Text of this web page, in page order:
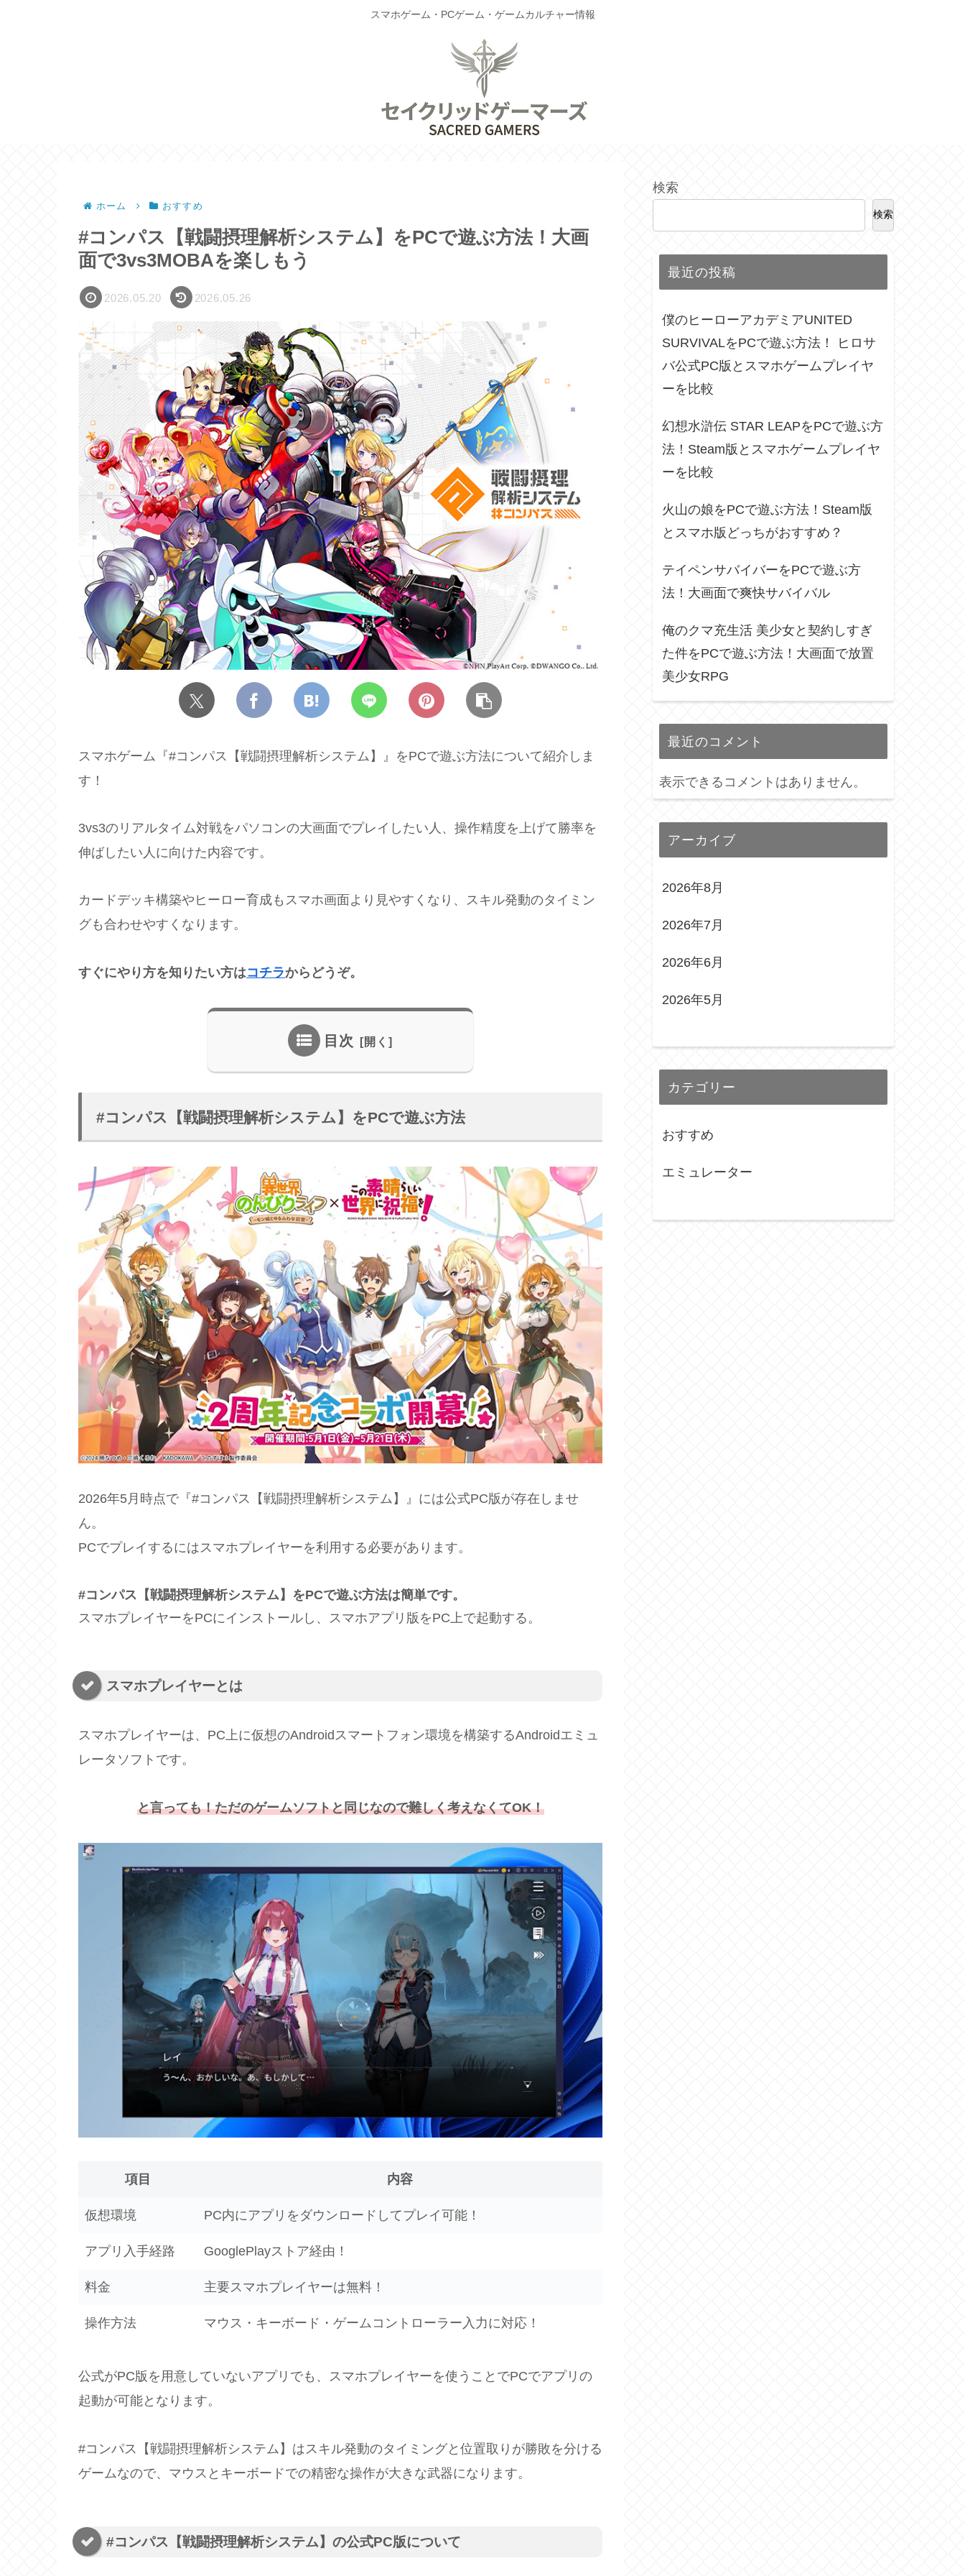
スマホゲーム・PCゲーム・ゲームカルチャー情報
ホーム おすすめ
#コンパス【戦闘摂理解析システム】をPCで遊ぶ方法！大画
面で3vs3MOBAを楽しもう
2026.05.20 2026.05.26
スマホゲーム『#コンパス【戦闘摂理解析システム】』をPCで遊ぶ方法について紹介しま
す！
3vs3のリアルタイム対戦をパソコンの大画面でプレイしたい人、操作精度を上げて勝率を
伸ばしたい人に向けた内容です。
カードデッキ構築やヒーロー育成もスマホ画面より見やすくなり、スキル発動のタイミン
グも合わせやすくなります。
すぐにやり方を知りたい方はコチラからどうぞ。
目次
#コンパス【戦闘摂理解析システム】をPCで遊ぶ方法
2026年5月時点で『#コンパス【戦闘摂理解析システム】』には公式PC版が存在しませ
ん。
PCでプレイするにはスマホプレイヤーを利用する必要があります。
#コンパス【戦闘摂理解析システム】をPCで遊ぶ方法は簡単です。
スマホプレイヤーをPCにインストールし、スマホアプリ版をPC上で起動する。
スマホプレイヤーとは
スマホプレイヤーは、PC上に仮想のAndroidスマートフォン環境を構築するAndroidエミュ
レータソフトです。
と言っても！ただのゲームソフトと同じなので難しく考えなくてOK！
項目 内容
仮想環境 PC内にアプリをダウンロードしてプレイ可能！
アプリ入手経路 GooglePlayストア経由！
料金 主要スマホプレイヤーは無料！
操作方法 マウス・キーボード・ゲームコントローラー入力に対応！
公式がPC版を用意していないアプリでも、スマホプレイヤーを使うことでPCでアプリの
起動が可能となります。
#コンパス【戦闘摂理解析システム】はスキル発動のタイミングと位置取りが勝敗を分ける
ゲームなので、マウスとキーボードでの精密な操作が大きな武器になります。
#コンパス【戦闘摂理解析システム】の公式PC版について
検索
検索
最近の投稿
僕のヒーローアカデミアUNITED
SURVIVALをPCで遊ぶ方法！ ヒロサ
バ公式PC版とスマホゲームプレイヤ
ーを比較
幻想水滸伝 STAR LEAPをPCで遊ぶ方
法！Steam版とスマホゲームプレイヤ
ーを比較
火山の娘をPCで遊ぶ方法！Steam版
とスマホ版どっちがおすすめ？
テイペンサバイバーをPCで遊ぶ方
法！大画面で爽快サバイバル
俺のクマ充生活 美少女と契約しすぎ
た件をPCで遊ぶ方法！大画面で放置
美少女RPG
最近のコメント
表示できるコメントはありません。
アーカイブ
2026年8月
2026年7月
2026年6月
2026年5月
カテゴリー
おすすめ
エミュレーター